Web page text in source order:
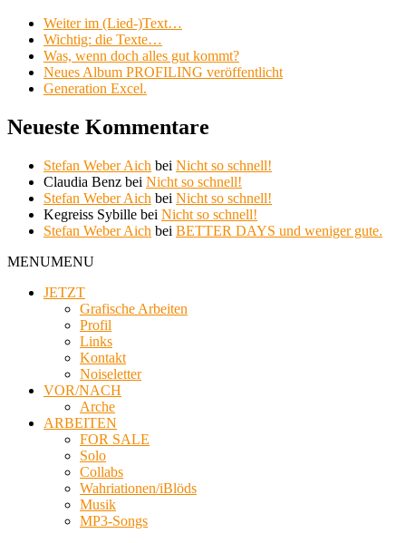
Weiter im (Lied-)Text…
Wichtig: die Texte…
Was, wenn doch alles gut kommt?
Neues Album PROFILING veröffentlicht
Generation Excel.
Neueste Kommentare
Stefan Weber Aich bei Nicht so schnell!
Claudia Benz bei Nicht so schnell!
Stefan Weber Aich bei Nicht so schnell!
Kegreiss Sybille bei Nicht so schnell!
Stefan Weber Aich bei BETTER DAYS und weniger gute.
MENUMENU
JETZT
Grafische Arbeiten
Profil
Links
Kontakt
Noiseletter
VOR/NACH
Arche
ARBEITEN
FOR SALE
Solo
Collabs
Wahriationen/iBlöds
Musik
MP3-Songs